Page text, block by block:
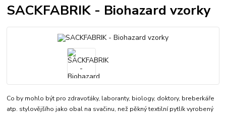
SACKFABRIK - Biohazard vzorky
Co by mohlo být pro zdravoťáky, laboranty, biology, doktory, breberkáře
atp. stylovějšího jako obal na svačinu, než pěkný textilní pytlík vyrobený